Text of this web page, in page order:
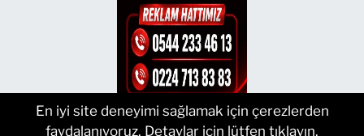
En iyi site deneyimi sağlamak için çerezlerden
faydalanıyoruz. Detaylar için lütfen tıklayın.